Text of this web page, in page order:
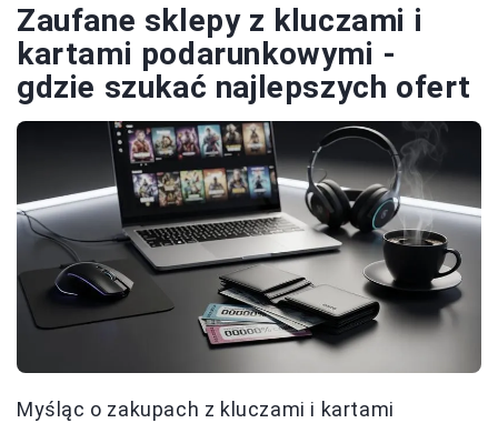
Zaufane sklepy z kluczami i
kartami podarunkowymi -
gdzie szukać najlepszych ofert
Myśląc o zakupach z kluczami i kartami